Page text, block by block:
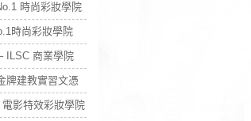
時尚彩妝學院
時尚彩妝學院
ILSC 商業學院
牌建教實習文憑
影特效彩妝學院